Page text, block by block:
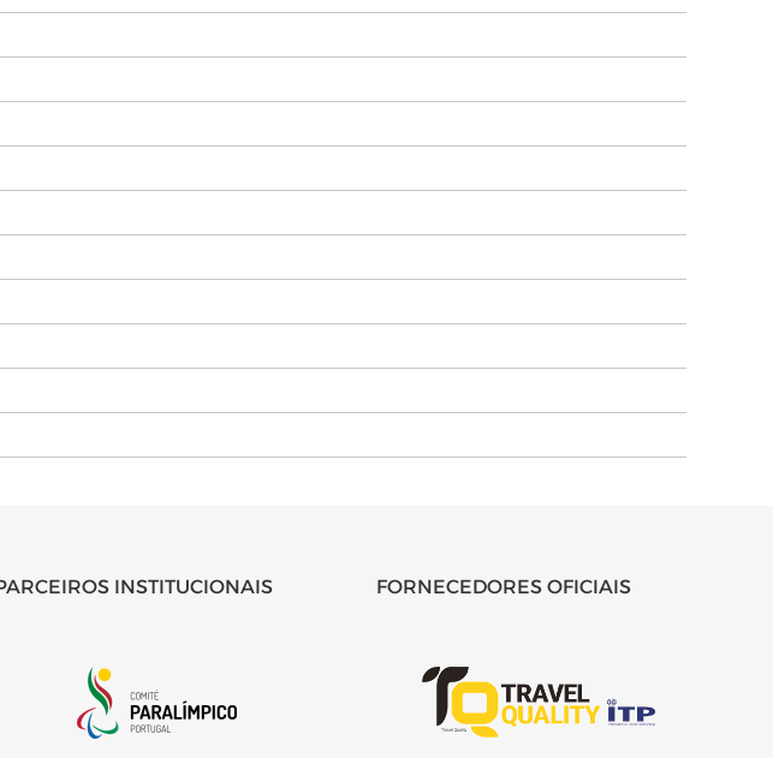
INSTITUCIONAIS FORNECEDORES OFICIAIS